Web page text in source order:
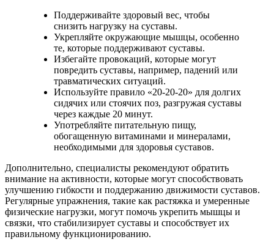
Поддерживайте здоровый вес, чтобы
снизить нагрузку на суставы.
Укрепляйте окружающие мышцы, особенно
те, которые поддерживают суставы.
Избегайте провокаций, которые могут
повредить суставы, например, падений или
травматических ситуаций.
Используйте правило «20-20-20» для долгих
сидячих или стоячих поз, разгружая суставы
через каждые 20 минут.
Употребляйте питательную пищу,
обогащенную витаминами и минералами,
необходимыми для здоровья суставов.
Дополнительно, специалисты рекомендуют обратить
внимание на активности, которые могут способствовать
улучшению гибкости и поддержанию движимости суставов.
Регулярные упражнения, такие как растяжка и умеренные
физические нагрузки, могут помочь укрепить мышцы и
связки, что стабилизирует суставы и способствует их
правильному функционированию.